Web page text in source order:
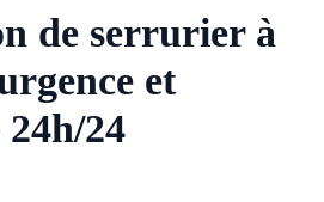
de serrurier à
et
24h/24